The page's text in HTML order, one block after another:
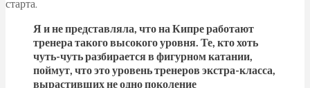
старта.
Я и не представляла, что на Кипре работают
тренера такого высокого уровня. Те, кто хоть
чуть-чуть разбирается в фигурном катании,
поймут, что это уровень тренеров экстра-класса,
вырастивших не одно поколение